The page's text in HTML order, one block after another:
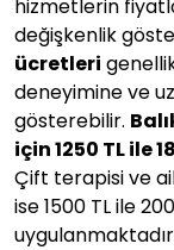
hizmetlerin
değişkenlik
ücretleri
deneyimine ve
gösterebilir.
için 1250 TL ile
Çift terapisi ve
ise 1500 TL ile